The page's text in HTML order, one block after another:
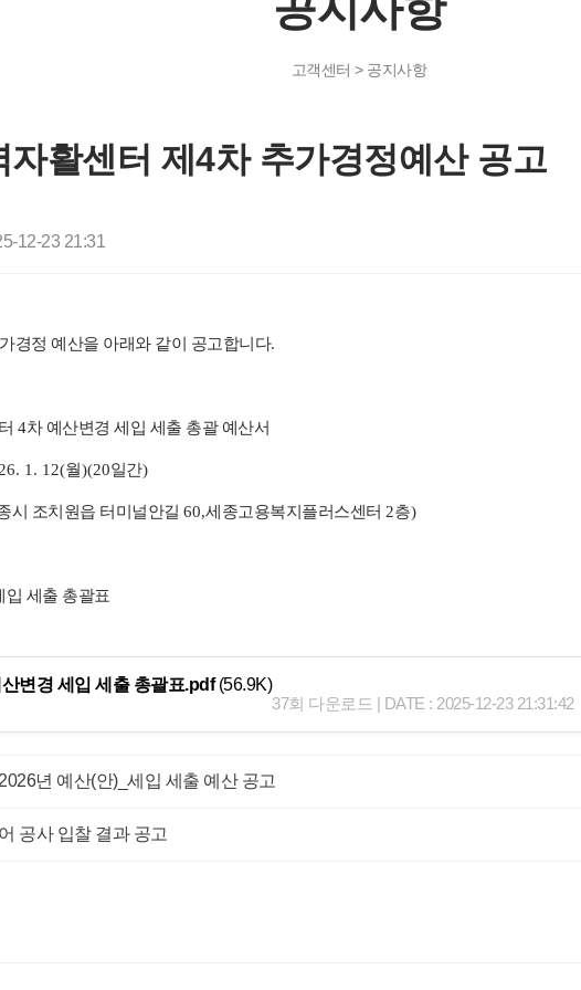
고객센터 > 공지사항
활센터 제4차 추가경정예산 공고
12-23 21:31
경정 예산을 아래와 같이 공고합니다.
4차 예산변경 세입 세출 총괄 예산서
1. 12(월)(20일간)
시 조치원읍 터미널안길 60,세종고용복지플러스센터 2층)
입 세출 총괄표
변경 세입 세출 총괄표.pdf(56.9K)
37회 다운로드 | DATE : 2025-12-23 21:31:42
년 예산(안)_세입 세출 예산 공고
공사 입찰 결과 공고